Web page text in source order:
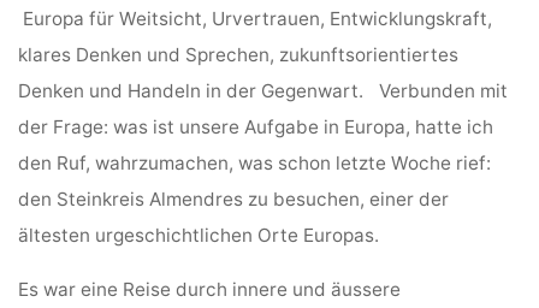
Europa fürWeitsicht, Urvertrauen, Entwicklungskraft,
klares Denken und Sprechen, zukunftsorientiertes
Denken und Handeln in der Gegenwart.Verbunden mit
der Frage: was ist unsere Aufgabe in Europa, hatte ich
den Ruf, wahrzumachen, was schon letzte Woche rief:
den Steinkreis Almendres zu besuchen, einer der
ältesten urgeschichtlichen Orte Europas.
Es war eine Reise durch innere und äussere